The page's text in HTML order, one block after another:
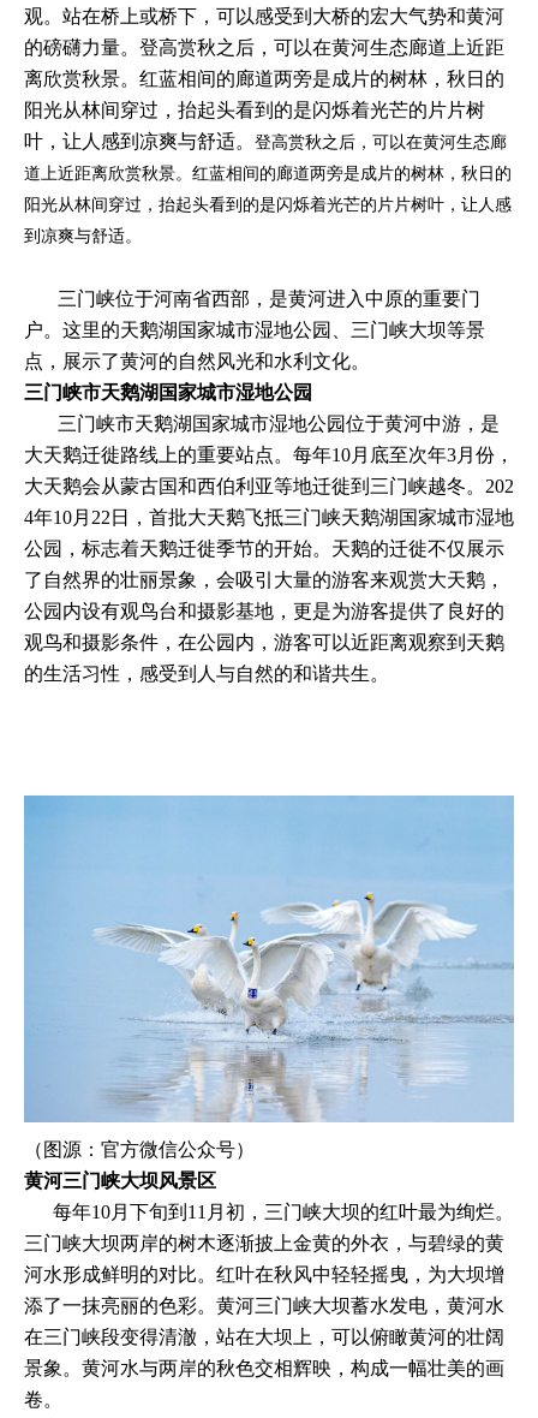
观。站在桥上或桥下，可以感受到大桥的宏大气势和黄河
的磅礴力量。登高赏秋之后，可以在黄河生态廊道上近距
离欣赏秋景。红蓝相间的廊道两旁是成片的树林，秋日的
阳光从林间穿过，抬起头看到的是闪烁着光芒的片片树
叶，让人感到凉爽与舒适。 登高赏秋之后，可以在黄河生态廊
道上近距离欣赏秋景。红蓝相间的廊道两旁是成片的树林，秋日的
阳光从林间穿过，抬起头看到的是闪烁着光芒的片片树叶，让人感
到凉爽与舒适。
三门峡位于河南省西部，是黄河进入中原的重要门
户。这里的天鹅湖国家城市湿地公园、三门峡大坝等景
点，展示了黄河的自然风光和水利文化。
三门峡市天鹅湖国家城市湿地公园
三门峡市天鹅湖国家城市湿地公园位于黄河中游，是
大天鹅迁徙路线上的重要站点。每年10月底至次年3月份，
大天鹅会从蒙古国和西伯利亚等地迁徙到三门峡越冬。202
4年10月22日，首批大天鹅飞抵三门峡天鹅湖国家城市湿地
公园，标志着天鹅迁徙季节的开始。天鹅的迁徙不仅展示
了自然界的壮丽景象，会吸引大量的游客来观赏大天鹅，
公园内设有观鸟台和摄影基地，更是为游客提供了良好的
观鸟和摄影条件，在公园内，游客可以近距离观察到天鹅
的生活习性，感受到人与自然的和谐共生。
（图源：官方微信公众号）
黄河三门峡大坝风景区
每年10月下旬到11月初，三门峡大坝的红叶最为绚烂。
三门峡大坝两岸的树木逐渐披上金黄的外衣，与碧绿的黄
河水形成鲜明的对比。红叶在秋风中轻轻摇曳，为大坝增
添了一抹亮丽的色彩。黄河三门峡大坝蓄水发电，黄河水
在三门峡段变得清澈，站在大坝上，可以俯瞰黄河的壮阔
景象。黄河水与两岸的秋色交相辉映，构成一幅壮美的画
卷。